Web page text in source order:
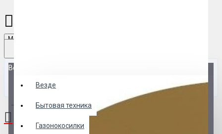
Menu
Везде
Везде
Бытовая техника
Газонокосилки
0 товар(ов) - 0 р.